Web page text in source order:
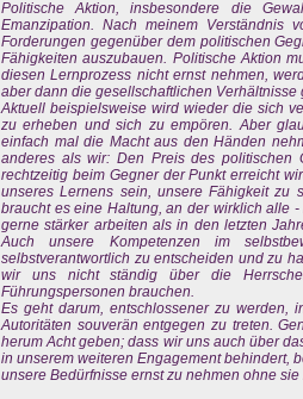
Politische Aktion, insbesondere die
Emanzipation. Nach meinem Verständnis
Forderungen gegenüber dem politischen
Fähigkeiten auszubauen. Politische Aktion
diesen Lernprozess nicht ernst nehmen,
aber dann die gesellschaftlichen
Aktuell beispielsweise wird wieder die sich
zu erheben und sich zu empören. Aber
einfach mal die Macht aus den Händen
anderes als wir: Den Preis des politischen
rechtzeitig beim Gegner der Punkt erreicht
unseres Lernens sein, unsere Fähigkeit zu
braucht es eine Haltung, an der wirklich alle
gerne stärker arbeiten als in den letzten
Auch unsere Kompetenzen im
selbstverantwortlich zu entscheiden und zu
wir uns nicht ständig über die
Führungspersonen brauchen.
Es geht darum, entschlossener zu werden,
Autoritäten souverän entgegen zu treten.
herum Acht geben; dass wir uns auch über
in unserem weiteren Engagement behindert,
unsere Bedürfnisse ernst zu nehmen ohne